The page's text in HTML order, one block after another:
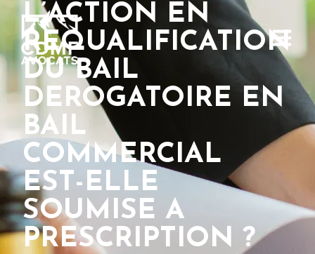
L’ACTION EN
REQUALIFICATION
DU BAIL
DEROGATOIRE EN
BAIL
COMMERCIAL
EST-ELLE
SOUMISE A
PRESCRIPTION ?